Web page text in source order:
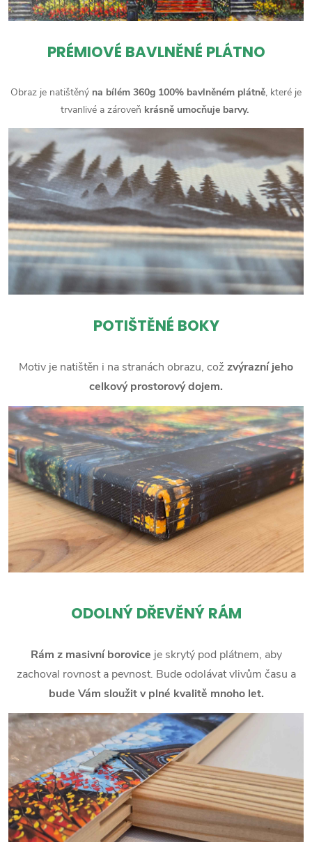
PRÉMIOVÉ BAVLNĚNÉ PLÁTNO
Obraz je natištěný na bílém 360g 100% bavlněném plátně, které je
trvanlivé a zároveň krásně umocňuje barvy.
POTIŠTĚNÉ BOKY
Motiv je natištěn i na stranách obrazu, cožzvýrazní jeho
celkový prostorový dojem.
ODOLNÝ DŘEVĚNÝ RÁM
Rám z masivní borovice je skrytý pod plátnem, aby
zachoval rovnost a pevnost. Bude odolávat vlivům času a
bude Vám sloužit v plné kvalitě mnoho let.